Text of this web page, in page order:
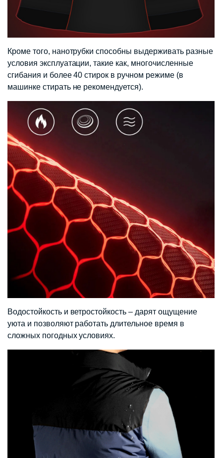
Кроме того, нанотрубки способны выдерживать разные
условия эксплуатации, такие как, многочисленные
сгибания и более 40 стирок в ручном режиме (в
машинке стирать не рекомендуется).
Водостойкость и ветростойкость – дарят ощущение
уюта и позволяют работать длительное время в
сложных погодных условиях.